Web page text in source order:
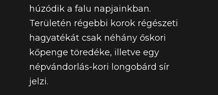
húzódik a falu napjainkban.
Területén régebbi korok régészeti
hagyatékát csak néhány őskori
kőpenge töredéke, illetve egy
népvándorlás-kori longobárd sír
jelzi.